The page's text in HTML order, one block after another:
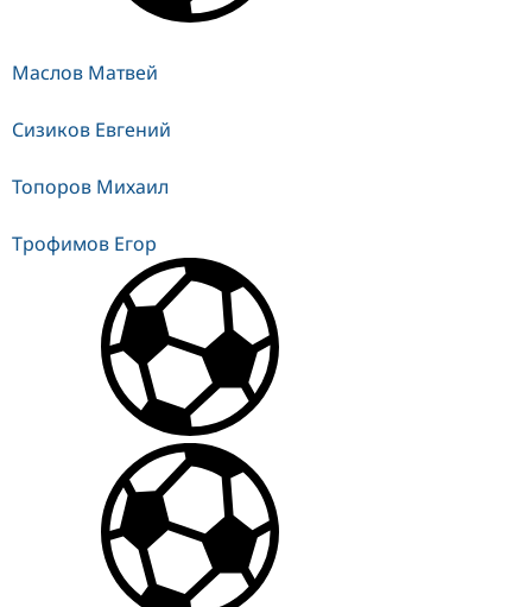
Маслов Матвей
Сизиков Евгений
Топоров Михаил
Трофимов Егор